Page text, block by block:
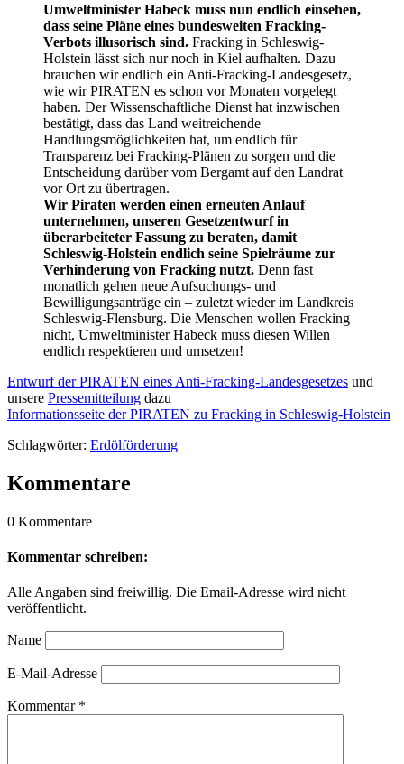
Umweltminister Habeck muss nun endlich einsehen,
dass seine Pläne eines bundesweiten Fracking-
Verbots illusorisch sind. Fracking in Schleswig-
Holstein lässt sich nur noch in Kiel aufhalten. Dazu
brauchen wir endlich ein Anti-Fracking-Landesgesetz,
wie wir PIRATEN es schon vor Monaten vorgelegt
haben. Der Wissenschaftliche Dienst hat inzwischen
bestätigt, dass das Land weitreichende
Handlungsmöglichkeiten hat, um endlich für
Transparenz bei Fracking-Plänen zu sorgen und die
Entscheidung darüber vom Bergamt auf den Landrat
vor Ort zu übertragen.
Wir Piraten werden einen erneuten Anlauf
unternehmen, unseren Gesetzentwurf in
überarbeiteter Fassung zu beraten, damit
Schleswig-Holstein endlich seine Spielräume zur
Verhinderung von Fracking nutzt. Denn fast
monatlich gehen neue Aufsuchungs- und
Bewilligungsanträge ein – zuletzt wieder im Landkreis
Schleswig-Flensburg. Die Menschen wollen Fracking
nicht, Umweltminister Habeck muss diesen Willen
endlich respektieren und umsetzen!
Entwurf der PIRATEN eines Anti-Fracking-Landesgesetzes und
unsere Pressemitteilung dazu
Informationsseite der PIRATEN zu Fracking in Schleswig-Holstein
Schlagwörter: Erdölförderung
Kommentare
0 Kommentare
Kommentar schreiben:
Alle Angaben sind freiwillig. Die Email-Adresse wird nicht
veröffentlicht.
Name
E-Mail-Adresse
Kommentar *